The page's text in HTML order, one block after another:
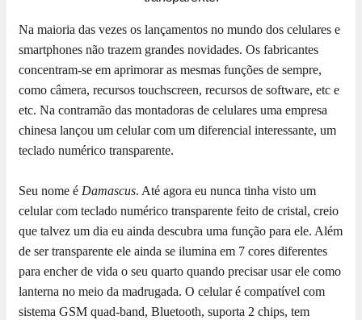
Na maioria das vezes os lançamentos no mundo dos celulares e
smartphones não trazem grandes novidades. Os fabricantes
concentram-se em aprimorar as mesmas funções de sempre,
como câmera, recursos touchscreen, recursos de software, etc e
etc. Na contramão das montadoras de celulares uma empresa
chinesa lançou um celular com um diferencial interessante, um
teclado numérico transparente.
Seu nome é Damascus. Até agora eu nunca tinha visto um
celular com teclado numérico transparente feito de cristal, creio
que talvez um dia eu ainda descubra uma função para ele. Além
de ser transparente ele ainda se ilumina em 7 cores diferentes
para encher de vida o seu quarto quando precisar usar ele como
lanterna no meio da madrugada. O celular é compatível com
sistema GSM quad-band, Bluetooth, suporta 2 chips, tem